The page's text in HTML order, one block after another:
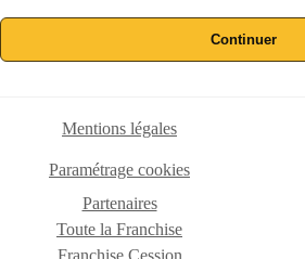
Continuer
Mentions légales
Paramétrage cookies
Partenaires
Toute la Franchise
Franchise Cession